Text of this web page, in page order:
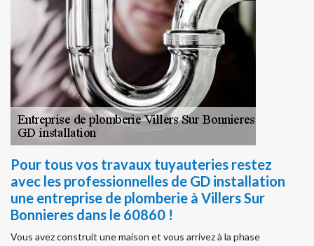
Pour tous vos travaux tuyauteries restez
avec les professionnelles de GD installation
une entreprise de plomberie à Villers Sur
Bonnieres dans le 60860 !
Vous avez construit une maison et vous arrivez à la phase